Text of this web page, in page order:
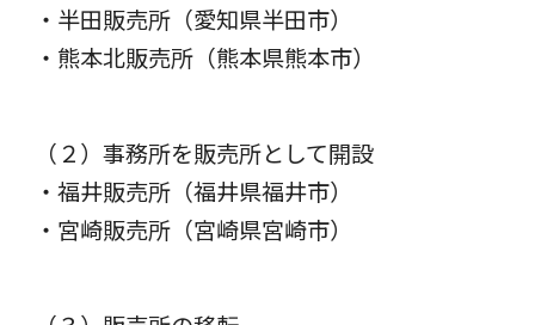
・半田販売所（愛知県半田市）
・熊本北販売所（熊本県熊本市）
（２）事務所を販売所として開設
・福井販売所（福井県福井市）
・宮崎販売所（宮崎県宮崎市）